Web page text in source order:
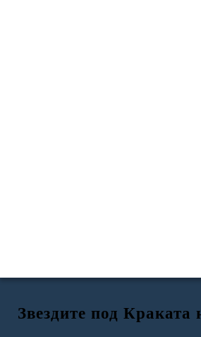
Звездите под Краката
Звездите под краката ни ЕКСПОЗИЦИЯ / КОНФЛИКТ RISING ДЕЙСТВИЕ